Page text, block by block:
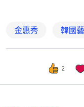
金惠秀 韓國
2